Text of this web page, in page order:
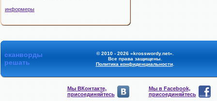
информеры
сканворды
решать
© 2010 - 2026 «krosswordy.net».
Все права защищены.
Политика конфиденциальности.
Мы ВКонтакте,
присоединяйтесь
Мы в Facebook,
присоединяйтесь